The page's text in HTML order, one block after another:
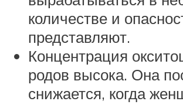
количестве и
представляют.
Концентрация
родов высока. Она
снижается, когда